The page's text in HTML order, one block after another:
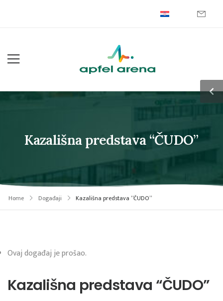
Kazališna predstava “ČUDO”
Home Događaji Kazališna predstava “ČUDO”
Ovaj događaj je prošao.
Kazališna predstava “ČUDO”